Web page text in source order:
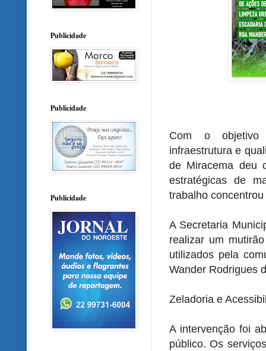
Com o objetivo
infraestrutura e
de Miracema deu
estratégicas de
trabalho
A Secretaria
realizar um
utilizados pela
Wander Rodrigues
Zeladoria e
A intervenção foi
público. Os
Publicidade
Publicidade
Publicidade